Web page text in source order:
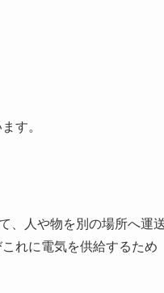
す。
、人や物を別の場所へ運
れに電気を供給するため